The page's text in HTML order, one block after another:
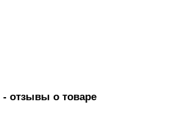
- отзывы о товаре